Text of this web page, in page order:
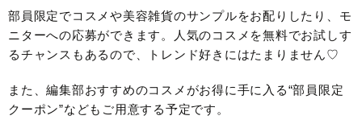
部員限定でコスメや美容雑貨のサンプルをお配りしたり、モ
ニターへの応募ができます。人気のコスメを無料でお試しす
るチャンスもあるので、トレンド好きにはたまりません♡
また、編集部おすすめのコスメがお得に手に入る“部員限定
クーポン”などもご用意する予定です。